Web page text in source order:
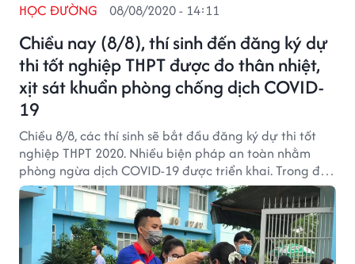
Chiều nay (8/8), thí sinh đến đăng ký dự
thi tốt nghiệp THPT được đo thân nhiệt,
xịt sát khuẩn phòng chống dịch COVID-
19
HỌC ĐƯỜNG 08/08/2020 - 14:11
Chiều 8/8, các thí sinh sẽ bắt đầu đăng ký dự thi tốt
nghiệp THPT 2020. Nhiều biện pháp an toàn nhằm
phòng ngừa dịch COVID-19 được triển khai. Trong đó
đa số các "sĩ tử" đến tham dự buổi nhận giấy báo dự
thi và nghe phổ biến quy chế thi đều trang bị khẩu
trang.